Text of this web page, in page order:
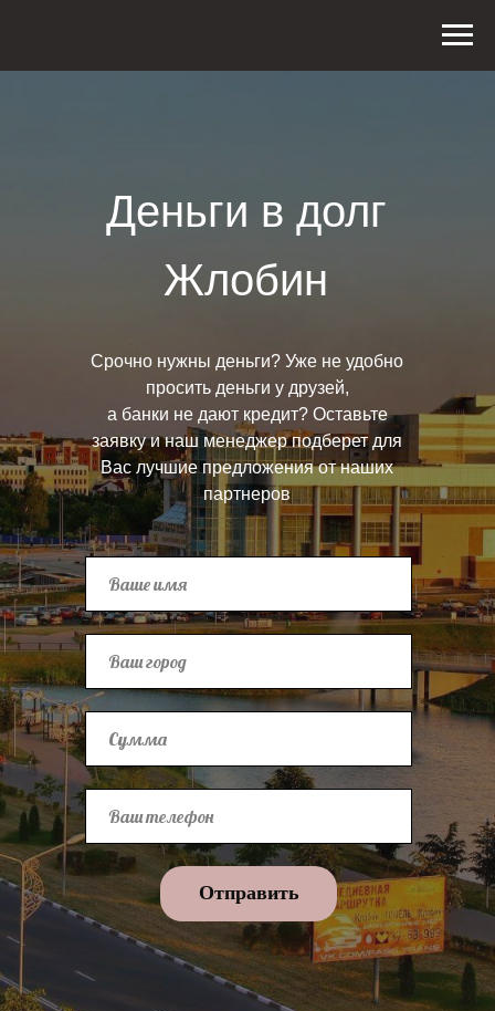
Деньги в долг
Жлобин
Срочно нужны деньги? Уже не удобно
просить деньги у друзей,
а банки не дают кредит? Оставьте
заявку и наш менеджер подберет для
Вас лучшие предложения от наших
партнеров
Отправить